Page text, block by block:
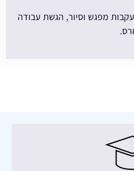
מפגש וסיור, הגשת עבודה